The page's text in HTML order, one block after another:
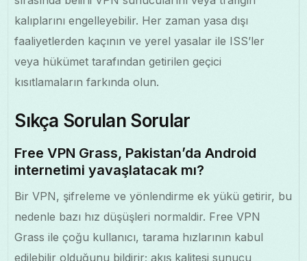
kalıplarını engelleyebilir. Her zaman yasa dışı
faaliyetlerden kaçının ve yerel yasalar ile ISS’ler
veya hükümet tarafından getirilen geçici
kısıtlamaların farkında olun.
Sıkça Sorulan Sorular
Free VPN Grass, Pakistan’da Android
internetimi yavaşlatacak mı?
Bir VPN, şifreleme ve yönlendirme ek yükü getirir, bu
nedenle bazı hız düşüşleri normaldir. Free VPN
Grass ile çoğu kullanıcı, tarama hızlarının kabul
edilebilir olduğunu bildirir; akış kalitesi sunucu